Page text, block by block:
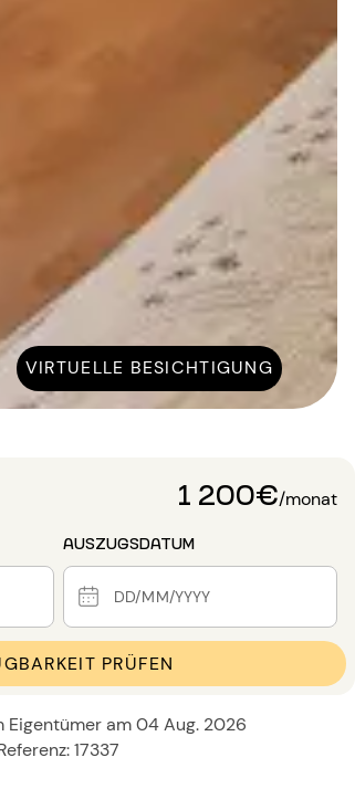
VIRTUELLE BESICHTIGUNG
1 200€/monat
AUSZUGSDATUM
PRÜFEN
Eigentümer am 04 Aug. 2026
17337